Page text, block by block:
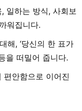
일하는 방식, 사회보
워집니다.
해, ‘당신의 한 표가
을 떠밀어 줍니다.
안함으로 이어진